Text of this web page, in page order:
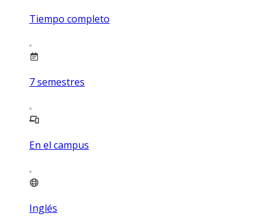
Tiempo completo
7semestres
En el campus
Inglés